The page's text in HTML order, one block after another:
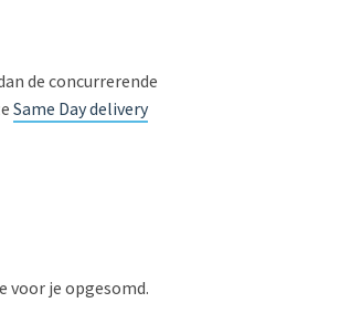
de concurrerende
Same Day delivery
voor je opgesomd.